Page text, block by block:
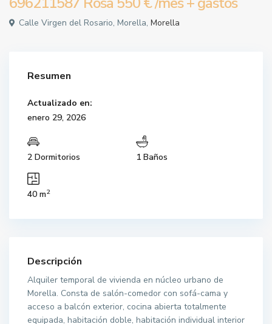
Calle Virgen del Rosario, Morella, Morella
Resumen
Actualizado en:
enero 29, 2026
2 Dormitorios 1 Baños
40 m2
Descripción
Alquiler temporal de vivienda en núcleo urbano de
Morella. Consta de salón-comedor con sofá-cama y
acceso a balcón exterior, cocina abierta totalmente
equipada, habitación doble, habitación individual interior